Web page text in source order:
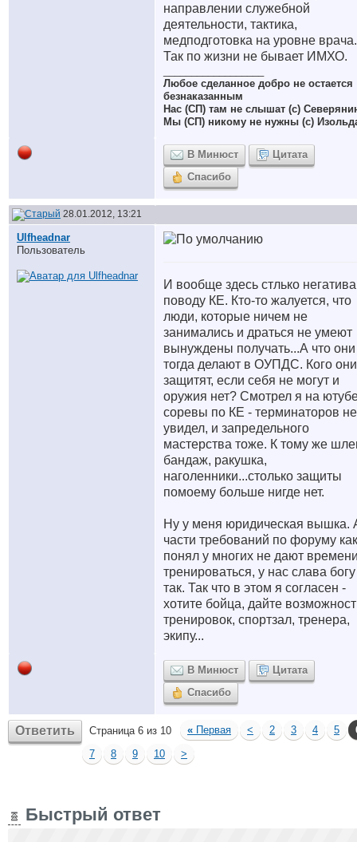
направлении служебной
деятельности, тактика,
медподготовка на уровне
Так по жизни не бывает ИМХО.
Любое сделанное добро не остается
безнаказанным
Нас (СП) там не слышат (с)
Мы (СП) никому не нужны (с)
В Минюст
Цитата
Спасибо
28.01.2012, 13:21
Ulfheadnar
Пользователь
И вообще здесь стлько
поводу КЕ. Кто-то жалуется, что
люди, которые ничем не
занимались и драться не умеют
вынуждены получать...А что они
тогда делают в ОУПДС. Кого они
защитят, если себя не могут и
оружия нет? Cмотрел я на
соревы по КЕ - терминаторов не
увидел, и запредельного
мастерства тоже. К тому же
бандаж, ракушка,
наголенники...столько защиты
помоему больше нигде нет.
Ну у меня юридическая вышка.
части требований по форуму
понял у многих не дают
тренироваться, у нас слава
так. Так что в этом я согласен -
хотите бойца, дайте
тренировок, спортзал, тренера,
экипу...
В Минюст
Цитата
Спасибо
Ответить Страница 6 из 10 « Первая < 2 3 4 5
7
8 9 10 >
Быстрый ответ